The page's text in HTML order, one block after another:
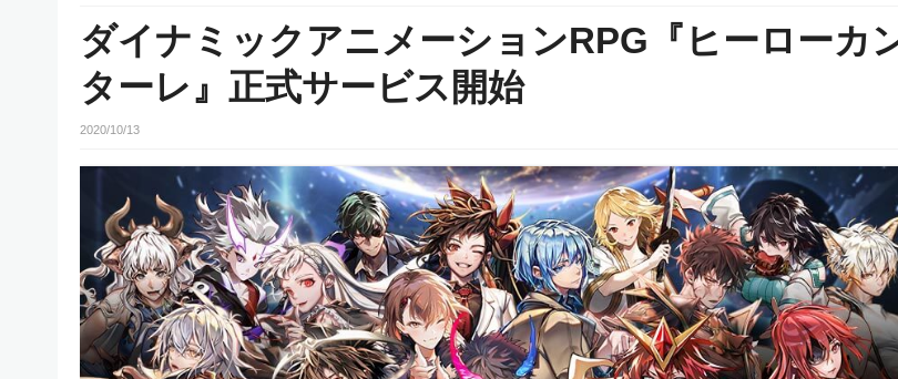
ダイナミックアニメーションRPG『ヒーローカ
ターレ』正式サービス開始
2020/10/13